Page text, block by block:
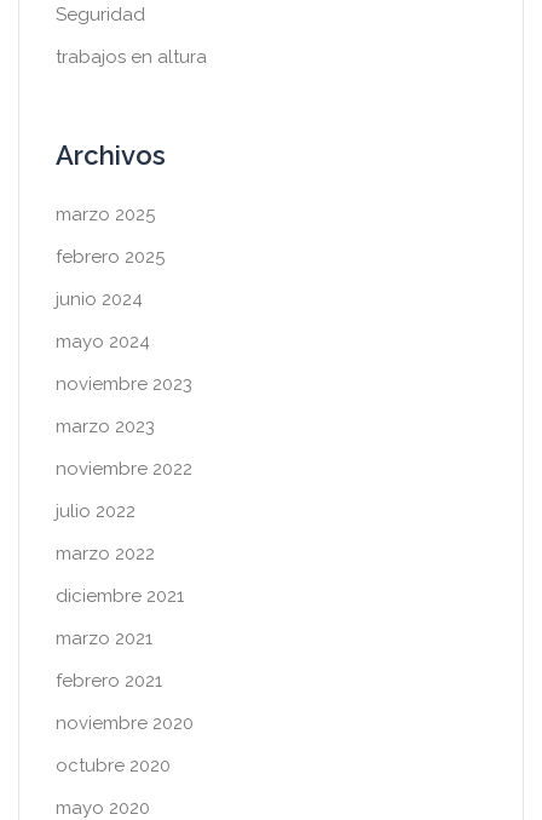
Seguridad
trabajos en altura
Archivos
marzo 2025
febrero 2025
junio 2024
mayo 2024
noviembre 2023
marzo 2023
noviembre 2022
julio 2022
marzo 2022
diciembre 2021
marzo 2021
febrero 2021
noviembre 2020
octubre 2020
mayo 2020